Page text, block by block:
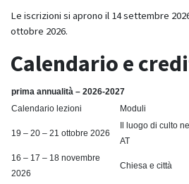
Le iscrizioni si aprono il 14 settembre
ottobre 2026.
Calendario e
prima annualità – 2026-2027
Calendario lezioni
Moduli
19 – 20 – 21 ottobre 2026
Il luogo di culto
AT
16 – 17 – 18 novembre
2026
Chiesa e città